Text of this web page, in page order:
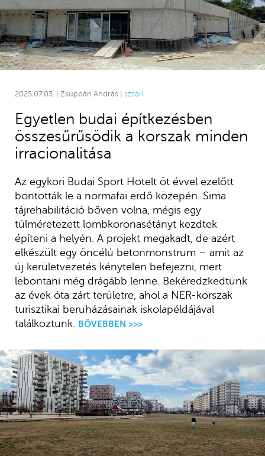
2025.07.03. | Zsuppán András | sztori
Egyetlen budai építkezésben
összesűrűsödik a korszak minden
irracionalitása
Az egykori Budai Sport Hotelt öt évvel ezelőtt
bontották le a normafai erdő közepén. Sima
tájrehabilitáció bőven volna, mégis egy
túlméretezett lombkoronasétányt kezdtek
építeni a helyén. A projekt megakadt, de azért
elkészült egy öncélú betonmonstrum – amit az
új kerületvezetés kénytelen befejezni, mert
lebontani még drágább lenne. Bekéredzkedtünk
az évek óta zárt területre, ahol a NER-korszak
turisztikai beruházásainak iskolapéldájával
találkoztunk. BŐVEBBEN >>>